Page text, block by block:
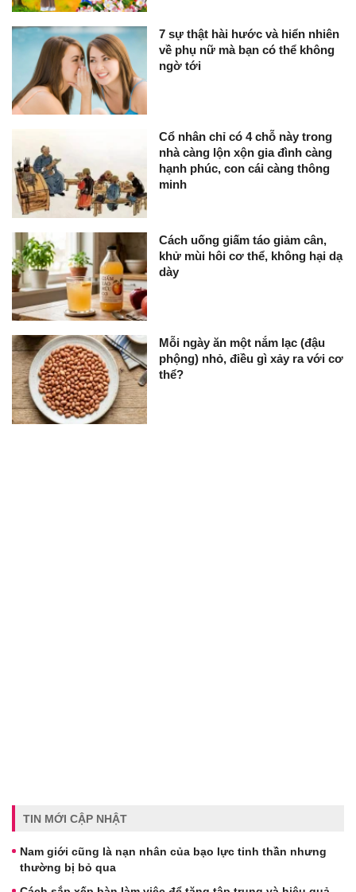
7 sự thật hài hước và hiển nhiên
về phụ nữ mà bạn có thể không
ngờ tới
Cổ nhân chỉ có 4 chỗ này trong
nhà càng lộn xộn gia đình càng
hạnh phúc, con cái càng thông
minh
Cách uống giấm táo giảm cân,
khử mùi hôi cơ thể, không hại dạ
dày
Mỗi ngày ăn một nắm lạc (đậu
phộng) nhỏ, điều gì xảy ra với cơ
thể?
TIN MỚI CẬP NHẬT
Nam giới cũng là nạn nhân của bạo lực tinh thần nhưng
thường bị bỏ qua